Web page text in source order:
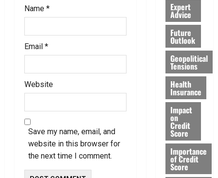
Name *
Email *
Website
Save my name, email, and
website in this browser for
the next time I comment.
Expert
Advice
Future
Outlook
Geopolitical
Tensions
Health
Insurance
Impact
on
Credit
Score
Importance
of Credit
Score